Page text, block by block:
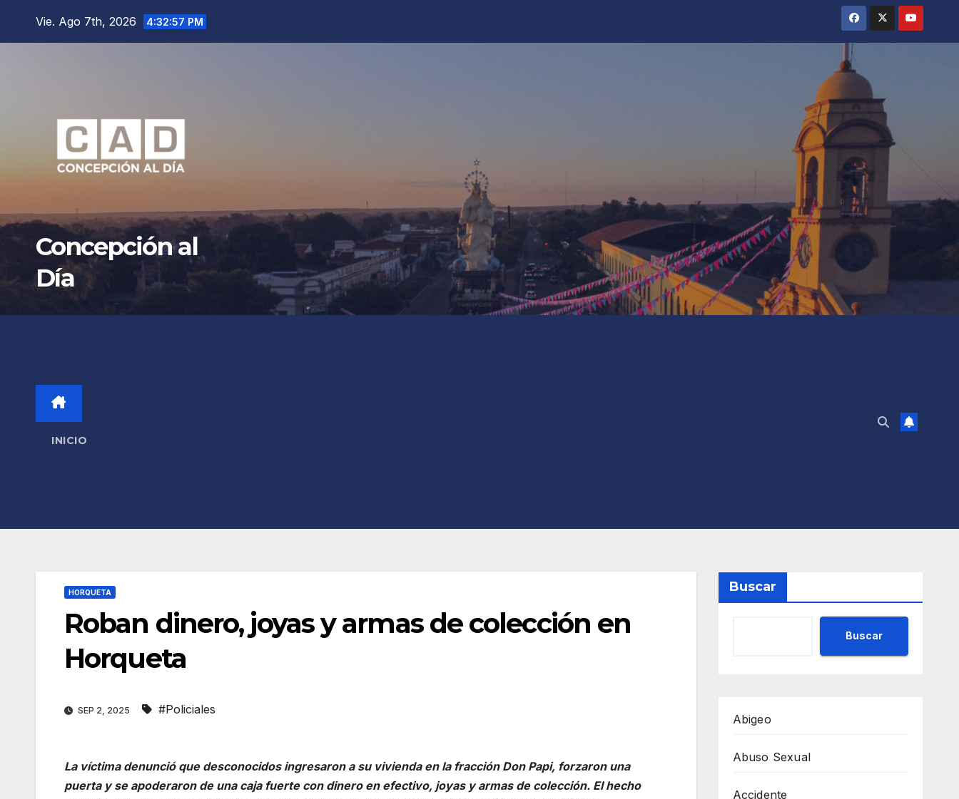
Vie. Ago 7th, 2026 4:33:00 PM
Concepción al
Día
INICIO
HORQUETA
Roban dinero, joyas y armas de colección en
Horqueta
SEP 2, 2025 #Policiales
La víctima denunció que desconocidos ingresaron a su vivienda en la fracción Don Papi, forzaron una
puerta y se apoderaron de una caja fuerte con dinero en efectivo, joyas y armas de colección. El hecho
Buscar
Buscar
Abigeo
Abuso Sexual
Accidente